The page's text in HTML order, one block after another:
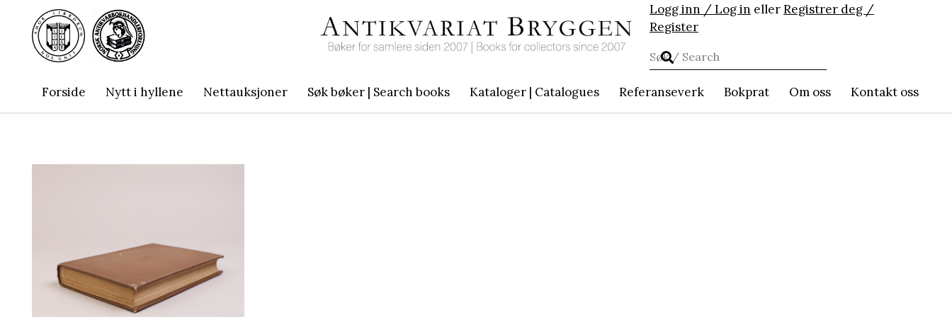
Logg inn / Log in ellerRegistrer deg /
Register
Forside Nytt i hyllene Nettauksjoner Søk bøker | Search books Kataloger | Catalogues Referanseverk Bokprat Om oss Kontakt oss